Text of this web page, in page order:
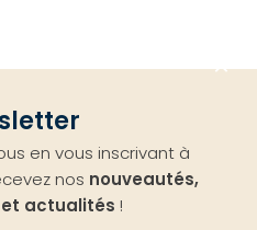
en vous inscrivant à
nos nouveautés,
actualités !